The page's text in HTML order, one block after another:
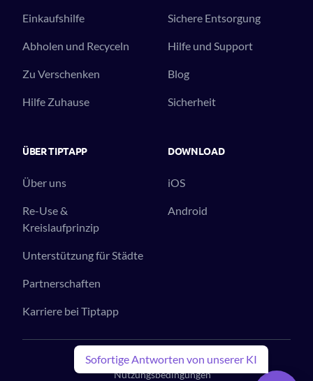
Einkaufshilfe
Abholen und Recyceln
Zu Verschenken
Hilfe Zuhause
Sichere Entsorgung
Hilfe und Support
Blog
Sicherheit
ÜBER TIPTAPP
Über uns
Re-Use &
Kreislaufprinzip
Unterstützung für Städte
Partnerschaften
Karriere bei Tiptapp
DOWNLOAD
iOS
Android
© 2023 Tiptapp™. All Rights Reserved.
Nutzungsbedingungen
Sofortige Antworten von unserer KI